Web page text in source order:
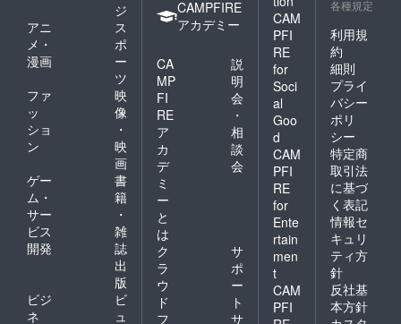
ジ
アニ
メ・
漫画
ス
ポ
ー
ツ
ファ
ッ
ショ
ン
映
像
・
映
画
ゲー
ム・
サー
ビス
開発
書
籍
・
雑
誌
出
版
ビジ
ネ
ビ
ュ
CAMPFIRE
アカデミー
CA
MP
FI
RE
ア
カ
デ
ミ
ー
と
は
説
明
会
・
相
談
会
ク
ラ
ウ
ド
フ
サ
ポ
ー
ト
サ
CAM
PFI
RE
for
Soci
al
Goo
d
CAM
PFI
RE
for
Ente
rtain
men
t
CAM
PFI
各種規定
利用規
約
細則
プライ
バシー
ポリ
シー
特定商
取引法
に基づ
く表記
情報セ
キュリ
ティ方
針
反社基
本方針